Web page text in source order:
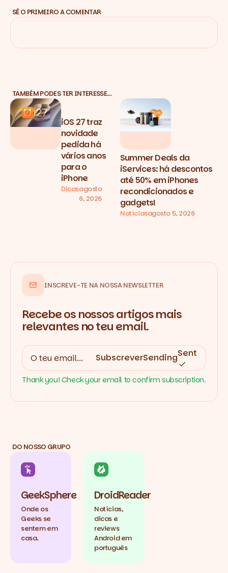
SÊ O PRIMEIRO A COMENTAR
TAMBÉM PODES TER INTERESSE…
iOS 27 traz
novidade
pedida há
vários anos
para o
iPhone
Dicasagosto
6, 2026
Summer Deals da
iServices: há descontos
até 50% em iPhones
recondicionados e
gadgets!
Notíciasagosto 5, 2026
INSCREVE-TE NA NOSSA NEWSLETTER
Recebe os nossos artigos mais
relevantes no teu email.
SubscreverSendingSent
Thank you! Check your email to confirm subscription.
DO NOSSO GRUPO
GeekSphere
Onde os
Geeks se
sentem em
casa.
DroidReader
Notícias,
dicas e
reviews
Android em
português